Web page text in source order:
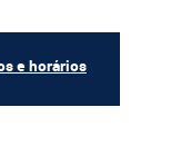
e horários